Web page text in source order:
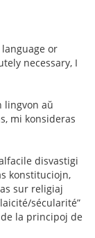
or
necessary, I
lingvon aŭ
mi konsideras
disvastigi
konstituciojn,
sur religiaj
sécularité”
la principoj de